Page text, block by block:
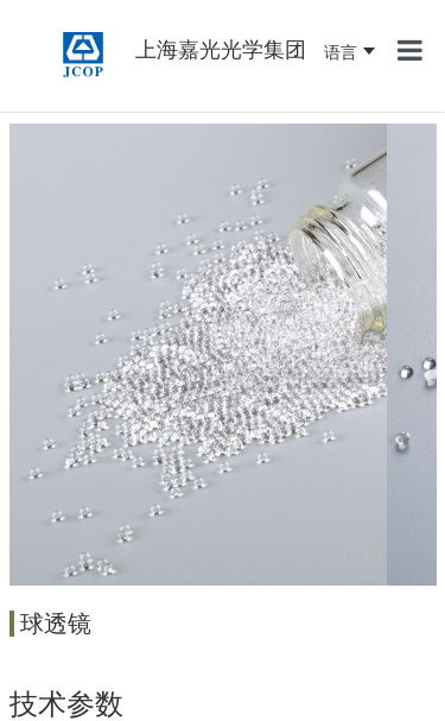
人
语言
上海嘉光光学集团
球透镜
技术参数